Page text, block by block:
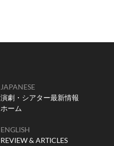
JAPANESE
演劇・シアター最新情報
ホーム
ENGLISH
REVIEW & ARTICLES